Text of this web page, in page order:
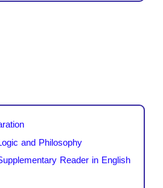
and Philosophy
Reader in English